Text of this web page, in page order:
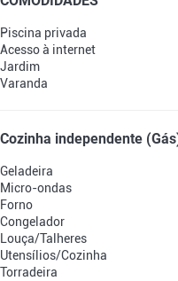
Piscina privada
Acesso à internet
Jardim
Varanda
Cozinha independente
Geladeira
Micro-ondas
Forno
Congelador
Louça/Talheres
Utensílios/Cozinha
Torradeira